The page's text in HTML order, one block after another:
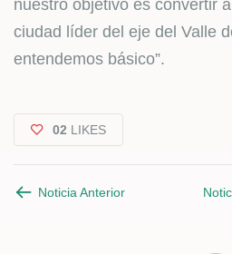
nuestro objetivo es convertir
ciudad líder del eje del Valle
entendemos básico”.
02 LIKES
Noticia Anterior